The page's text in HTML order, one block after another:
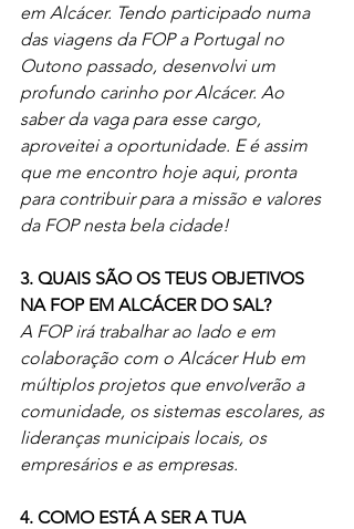
em Alcácer. Tendo participado numa
das viagens da FOP a Portugal no
Outono passado, desenvolvi um
profundo carinho por Alcácer. Ao
saber da vaga para esse cargo,
aproveitei a oportunidade. E é assim
que me encontro hoje aqui, pronta
para contribuir para a missão e valores
da FOP nesta bela cidade!
3. QUAIS SÃO OS TEUS OBJETIVOS
NA FOP EM ALCÁCER DO SAL?
A FOP irá trabalhar ao lado e em
colaboração com o Alcácer Hub em
múltiplos projetos que envolverão a
comunidade, os sistemas escolares, as
lideranças municipais locais, os
empresários e as empresas.
4. COMO ESTÁ A SER A TUA